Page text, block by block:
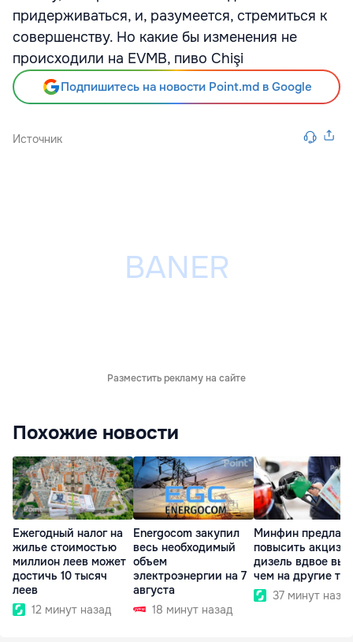
придерживаться, и, разумеется, стремиться к
совершенству. Но какие бы изменения не
происходили на EVMB, пиво Chişi
Подпишитесь на новости Point.md в Google
Источник
Разместить рекламу на сайте
Похожие новости
Ежегодный налог на
жилье стоимостью
миллион леев может
достичь 10 тысяч
леев
12 минут назад
Energocom закупил
весь необходимый
объем
электроэнергии на 7
августа
18 минут назад
Минфин
повысить акциз
дизель вдвое
чем на другие
37 минут назад